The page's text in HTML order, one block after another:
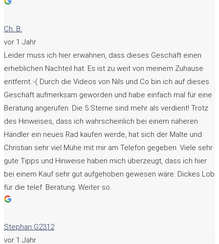
Ch. B.
vor 1 Jahr
Leider muss ich hier erwähnen, dass dieses Geschäft einen
erheblichen Nachteil hat. Es ist zu weit von meinem Zuhause
entfernt.:-( Durch die Videos von Nils und Co bin ich auf dieses
Geschäft aufmerksam geworden und habe einfach mal für eine
Beratung angerufen. Die 5 Sterne sind mehr als verdient! Trotz
des Hinweises, dass ich wahrscheinlich bei einem näheren
Händler ein neues Rad kaufen werde, hat sich der Malte und
Christian sehr viel Mühe mit mir am Telefon gegeben. Viele sehr
gute Tipps und Hinweise haben mich überzeugt, dass ich hier
bei einem Kauf sehr gut aufgehoben gewesen wäre. Dickes Lob
für die telef. Beratung. Weiter so.
Stephan G2312
vor 1 Jahr